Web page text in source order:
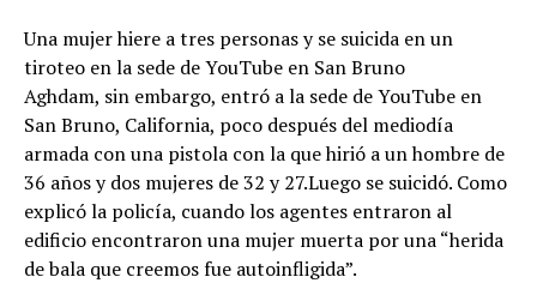
Una mujer hiere a tres personas y se suicida en un
tiroteo en la sede de YouTube en San Bruno
Aghdam, sin embargo, entró a la sede de YouTube en
San Bruno, California, poco después del mediodía
armada con una pistola con la que hirió a un hombre de
36 años y dos mujeres de 32 y 27.Luego se suicidó. Como
explicó la policía, cuando los agentes entraron al
edificio encontraron una mujer muerta por una “herida
de bala que creemos fue autoinfligida”.